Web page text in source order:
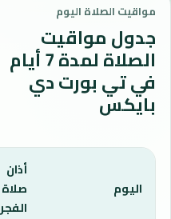
مواقيت الصلاة اليوم
جدول مواقيت
الصلاة لمدة 7 أيام
في تي بورت دي
بايكس
اليوم
أذان
صلاة
الفجر